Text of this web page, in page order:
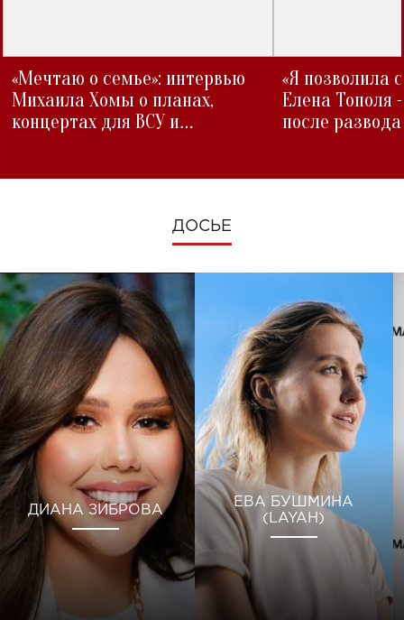
«Мечтаю о семье»: интервью
Михаила Хомы о планах,
концертах для ВСУ и
«Я позволила
Елена Тополя
после развода
ДОСЬЕ
ДИАНА ЗИБРОВА
ЕВА БУШМИНА
(LAYAH)